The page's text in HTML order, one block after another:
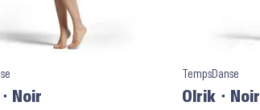
Noir
TempsDanse
Olrik ⬝ Noir